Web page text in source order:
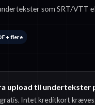
som SRT/VTT
+ flere
upload til undertekster
Intet kreditkort